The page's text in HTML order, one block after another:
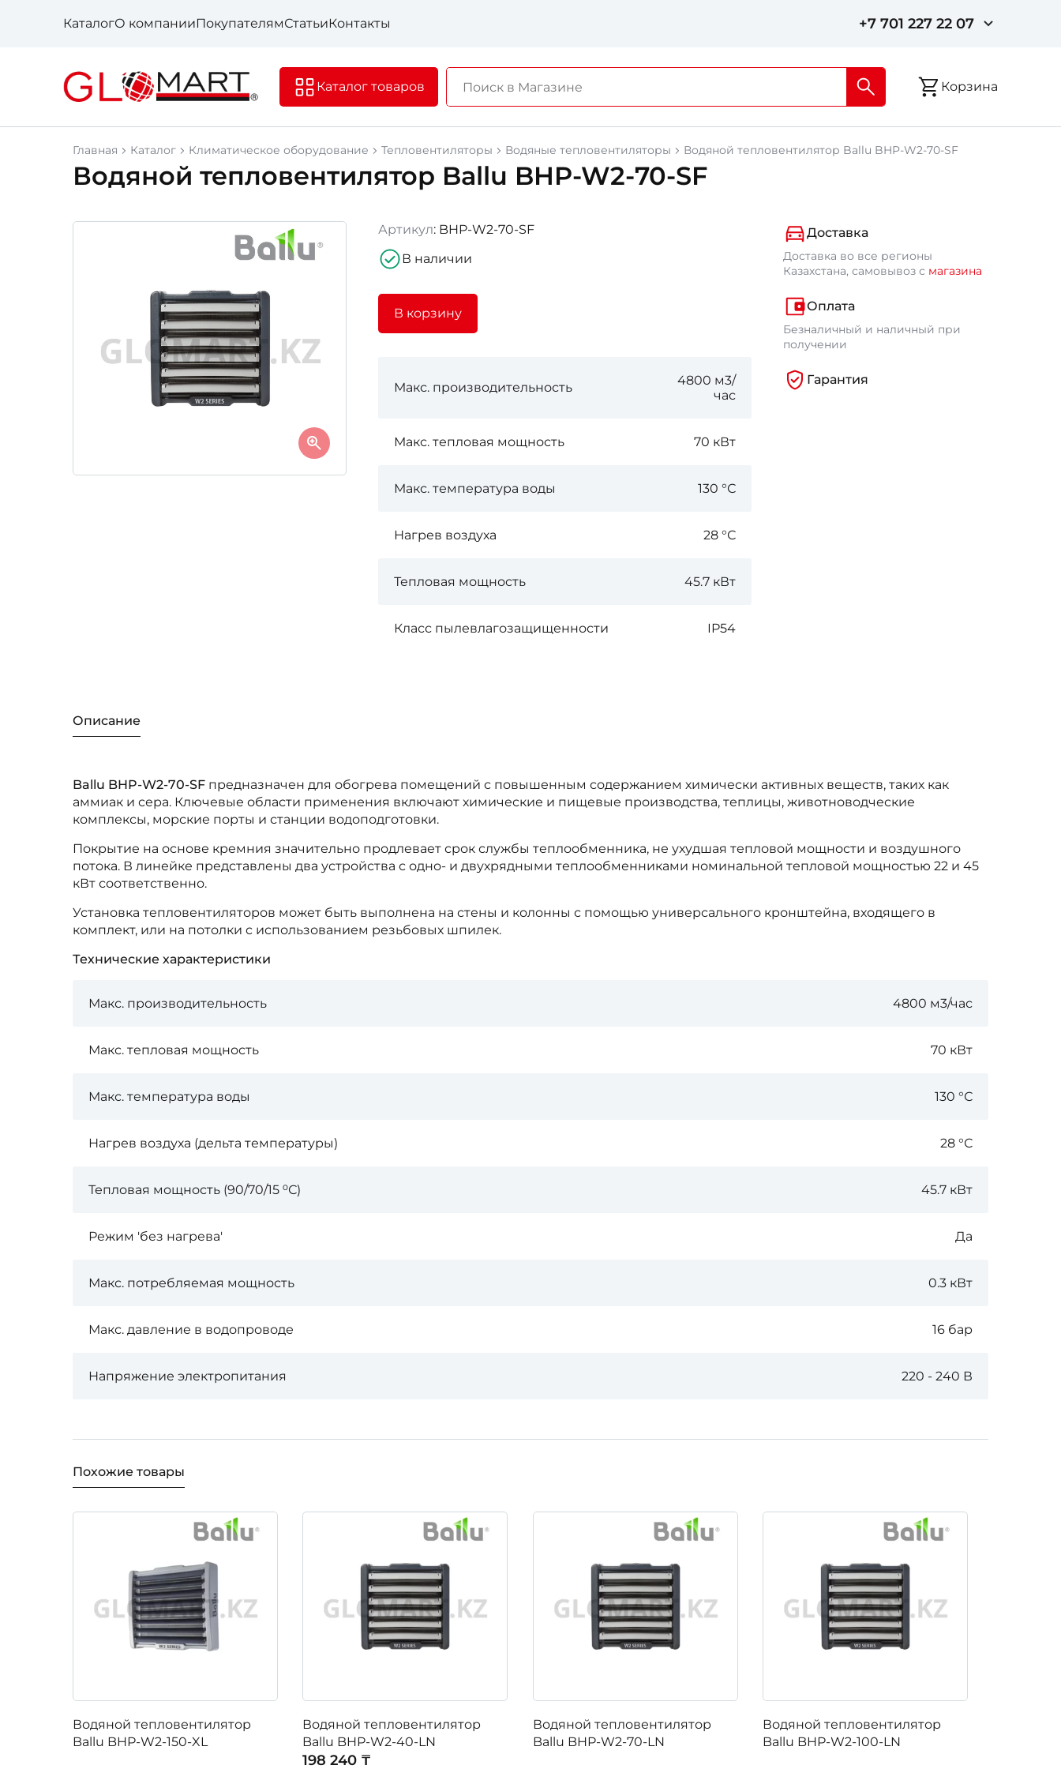
КаталогО компанииПокупателямСтатьиКонтакты +7 701 227 22 07
Каталог товаров Корзина
Главная Каталог Климатическое оборудование Тепловентиляторы Водяные тепловентиляторы Водяной тепловентилятор Ballu BHP-W2-70-SF
Водяной тепловентилятор Ballu BHP-W2-70-SF
Артикул: BHP-W2-70-SF
В наличии
В корзину
Макс. производительность
4800 м3/
час
Макс. тепловая мощность 70 кВт
Макс. температура воды 130 °С
Нагрев воздуха 28 °С
Тепловая мощность 45.7 кВт
Класс пылевлагозащищенности IP54
Доставка
Доставка во все регионы
Казахстана, самовывоз с магазина
Оплата
Безналичный и наличный при
получении
Гарантия
Описание
Ballu BHP-W2-70-SF предназначен для обогрева помещений с повышенным содержанием химически активных веществ, таких как
аммиак и сера. Ключевые области применения включают химические и пищевые производства, теплицы, животноводческие
комплексы, морские порты и станции водоподготовки.
Покрытие на основе кремния значительно продлевает срок службы теплообменника, не ухудшая тепловой мощности и воздушного
потока. В линейке представлены два устройства с одно- и двухрядными теплообменниками номинальной тепловой мощностью 22 и 45
кВт соответственно.
Установка тепловентиляторов может быть выполнена на стены и колонны с помощью универсального кронштейна, входящего в
комплект, или на потолки с использованием резьбовых шпилек.
Технические характеристики
Макс. производительность 4800 м3/час
Макс. тепловая мощность 70 кВт
Макс. температура воды 130 °С
Нагрев воздуха (дельта температуры) 28 °С
Тепловая мощность (90/70/15 ⁰С) 45.7 кВт
Режим 'без нагрева' Да
Макс. потребляемая мощность 0.3 кВт
Макс. давление в водопроводе 16 бар
Напряжение электропитания 220 - 240 В
Похожие товары
Водяной тепловентилятор
Ballu BHP-W2-150-XL
Водяной тепловентилятор
Ballu BHP-W2-40-LN
198 240 ₸
Водяной тепловентилятор
Ballu BHP-W2-70-LN
Водяной тепловентилятор
Ballu BHP-W2-100-LN